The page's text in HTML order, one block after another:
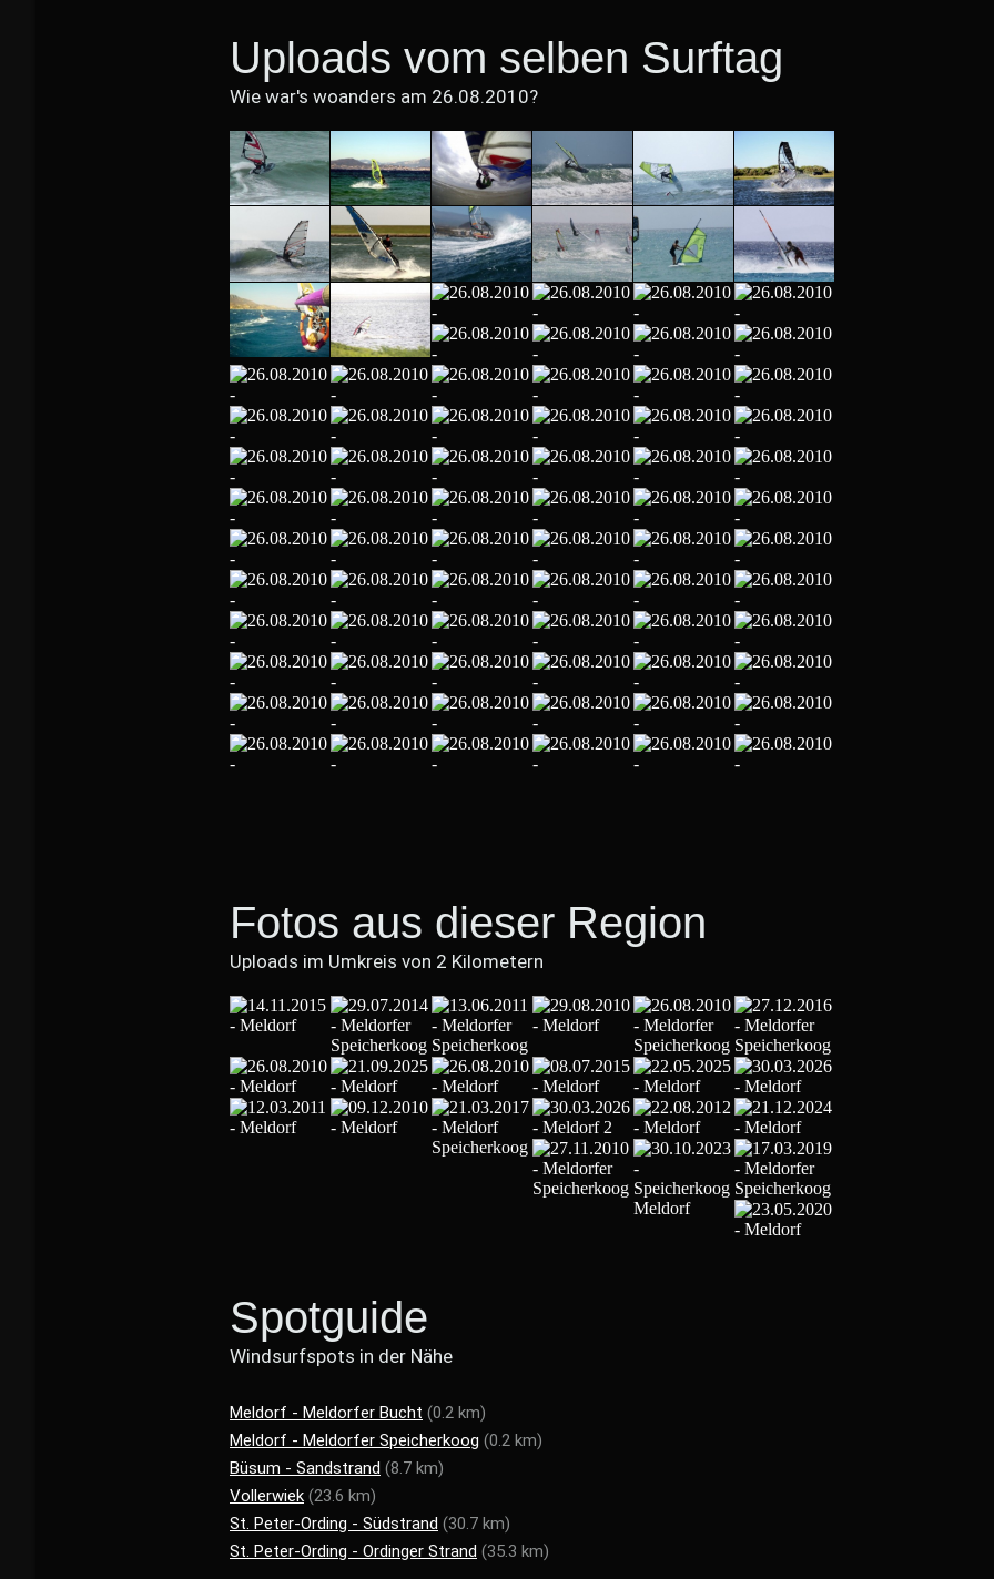
Uploads vom selben Surftag
Wie war's woanders am 26.08.2010?
Fotos aus dieser Region
Uploads im Umkreis von 2 Kilometern
Spotguide
Windsurfspots in der Nähe
Meldorf - Meldorfer Bucht (0.2 km)
Meldorf - Meldorfer Speicherkoog (0.2 km)
Büsum - Sandstrand (8.7 km)
Vollerwiek (23.6 km)
St. Peter-Ording - Südstrand (30.7 km)
St. Peter-Ording - Ordinger Strand (35.3 km)